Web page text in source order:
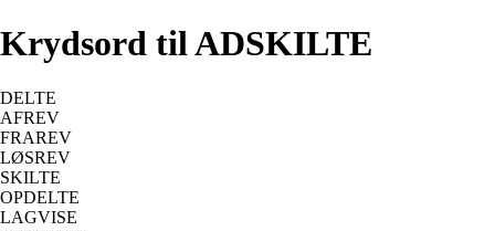
Krydsord til ADSKILTE
DELTE
AFREV
FRAREV
LØSREV
SKILTE
OPDELTE
LAGVISE